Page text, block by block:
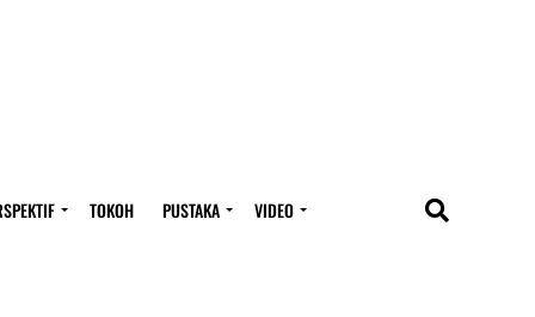
TOKOH PUSTAKA VIDEO